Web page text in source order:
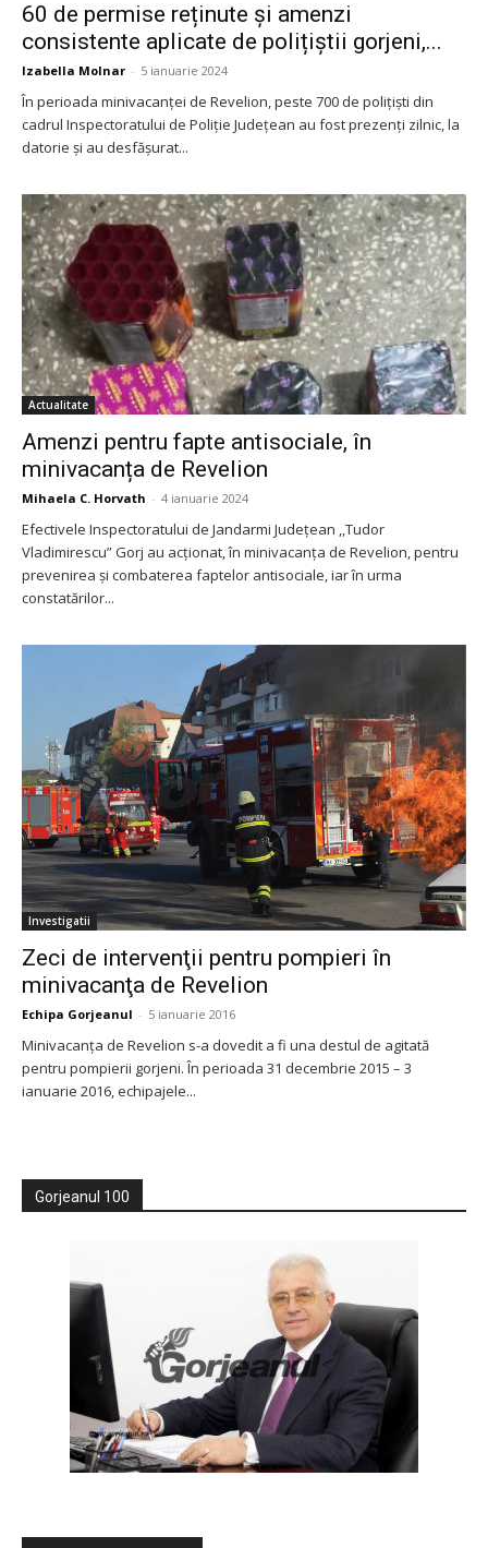
60 de permise reținute și amenzi
consistente aplicate de polițiștii gorjeni,...
Izabella Molnar - 5 ianuarie 2024
În perioada minivacanței de Revelion, peste 700 de polițiști din
cadrul Inspectoratului de Poliție Județean au fost prezenți zilnic, la
datorie și au desfășurat...
Actualitate
Amenzi pentru fapte antisociale, în
minivacanța de Revelion
Mihaela C. Horvath - 4 ianuarie 2024
Efectivele Inspectoratului de Jandarmi Județean ,,Tudor
Vladimirescu” Gorj au acționat, în minivacanța de Revelion, pentru
prevenirea și combaterea faptelor antisociale, iar în urma
constatărilor...
Investigatii
Zeci de intervenţii pentru pompieri în
minivacanţa de Revelion
Echipa Gorjeanul - 5 ianuarie 2016
Minivacanţa de Revelion s-a dovedit a fi una destul de agitată
pentru pompierii gorjeni. În perioada 31 decembrie 2015 – 3
ianuarie 2016, echipajele...
Gorjeanul 100